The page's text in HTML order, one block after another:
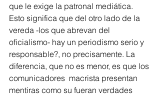
que le exige la patronal mediática.
Esto significa que del otro lado de la
vereda -los que abrevan del
oficialismo- hay un periodismo serio y
responsable?, no precisamente. La
diferencia, que no es menor, es que los
comunicadores  macrista presentan
mentiras como su fueran verdades